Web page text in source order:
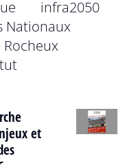
infra2050
Nationaux
Rocheux
et